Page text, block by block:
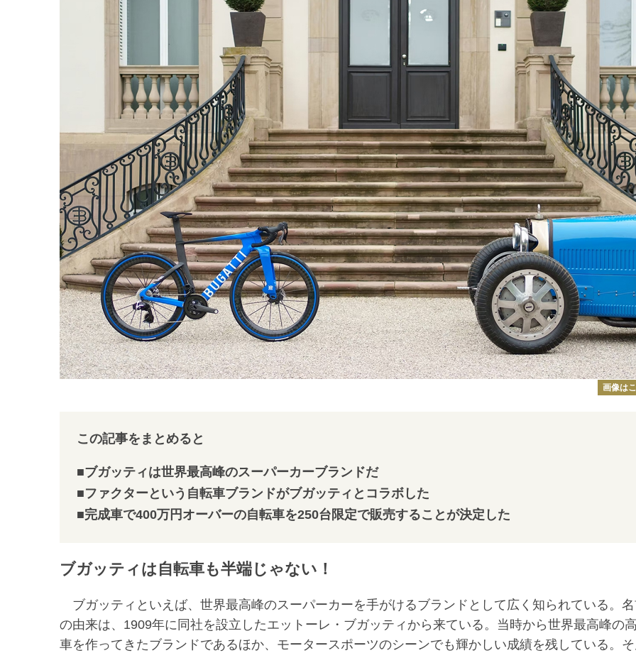
画像は
この記事をまとめると
■ブガッティは世界最高峰のスーパーカーブランドだ
■ファクターという自転車ブランドがブガッティとコラボした
■完成車で400万円オーバーの自転車を250台限定で販売することが決定した
ブガッティは自転車も半端じゃない！
ブガッティといえば、世界最高峰のスーパーカーを手がけるブランドとして広く知られている。
の由来は、1909年に同社を設立したエットーレ・ブガッティから来ている。当時から世界最高峰の
車を作ってきたブランドであるほか、モータースポーツのシーンでも輝かしい成績を残している。